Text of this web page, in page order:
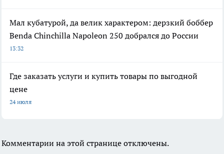
Мал кубатурой, да велик характером: дерзкий боббер
Benda Chinchilla Napoleon 250 добрался до России
13:32
Где заказать услуги и купить товары по выгодной
цене
24 июля
Комментарии на этой странице отключены.